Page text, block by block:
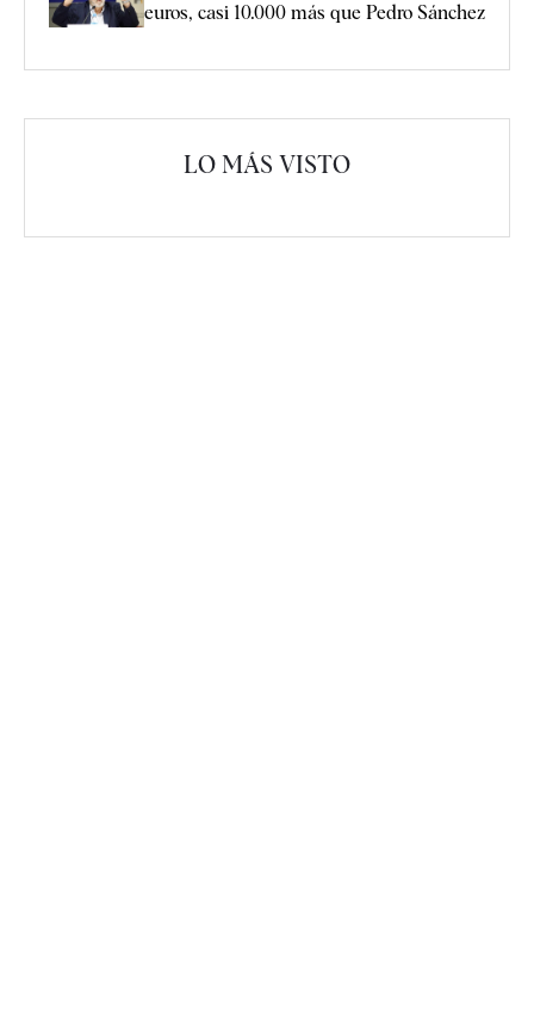
euros, casi 10.000 más que Pedro Sánchez
LO MÁS VISTO